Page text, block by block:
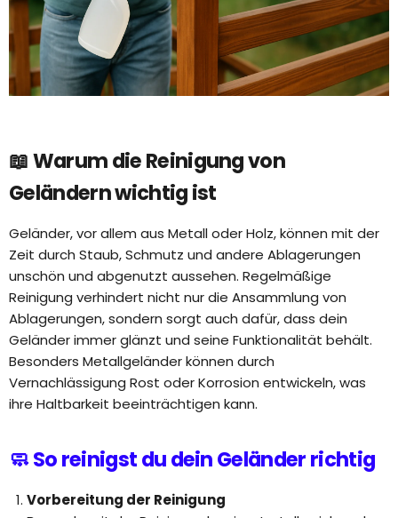
📖 Warum die Reinigung von
Geländern wichtig ist
Geländer, vor allem aus Metall oder Holz, können mit der
Zeit durch Staub, Schmutz und andere Ablagerungen
unschön und abgenutzt aussehen. Regelmäßige
Reinigung verhindert nicht nur die Ansammlung von
Ablagerungen, sondern sorgt auch dafür, dass dein
Geländer immer glänzt und seine Funktionalität behält.
Besonders Metallgeländer können durch
Vernachlässigung Rost oder Korrosion entwickeln, was
ihre Haltbarkeit beeinträchtigen kann.
🧼 So reinigst du dein Geländer richtig
Vorbereitung der Reinigung